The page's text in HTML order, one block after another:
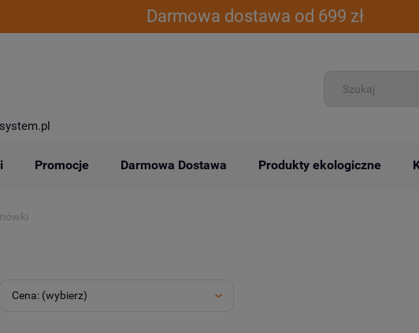
Darmowa dostawa od 699 zł
Promocje Darmowa Dostawa Produkty ekologiczne
Cena: (wybierz)